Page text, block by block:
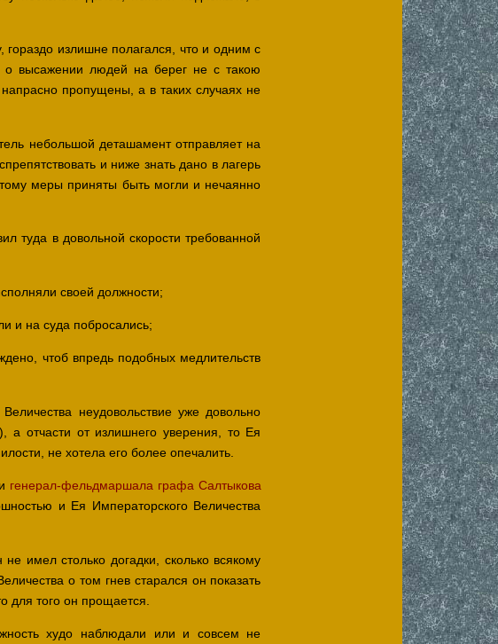
излишне полагался, что и одним с
о высажении людей на берег не с такою
пропущены, а в таких случаях не
небольшой деташамент отправляет на
и ниже знать дано в лагерь
меры приняты быть могли и нечаянно
туда в довольной скорости требованной
своей должности;
и на суда побросались;
чтоб впредь подобных медлительств
неудовольствие уже довольно
a отчасти от излишнего уверения, то Ея
не хотела его более опечалить.
генерал-фельдмаршала графа Салтыкова
и Ея Императорского Величества
имел столько догадки, сколько всякому
о том гнев старался он показать
для того он прощается.
худо наблюдали или и совсем не